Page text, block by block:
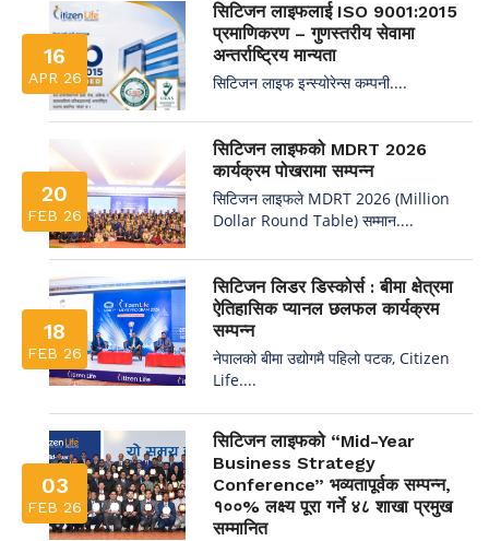
16
APR 26
सिटिजन लाइफलाई ISO 9001:2015
प्रमाणिकरण – गुणस्तरीय सेवामा
अन्तर्राष्ट्रिय मान्यता
सिटिजन लाइफ इन्स्योरेन्स कम्पनी....
20
FEB 26
सिटिजन लाइफको MDRT 2026
कार्यक्रम पोखरामा सम्पन्न
सिटिजन लाइफले MDRT 2026 (Million
Dollar Round Table) सम्मान....
18
FEB 26
सिटिजन लिडर डिस्कोर्स : बीमा क्षेत्रमा
ऐतिहासिक प्यानल छलफल कार्यक्रम
सम्पन्न
नेपालको बीमा उद्योगमै पहिलो पटक, Citizen
Life....
03
FEB 26
सिटिजन लाइफको “Mid-Year
Business Strategy
Conference” भव्यतापूर्वक सम्पन्न,
१००% लक्ष्य पूरा गर्ने ४८ शाखा प्रमुख
सम्मानित